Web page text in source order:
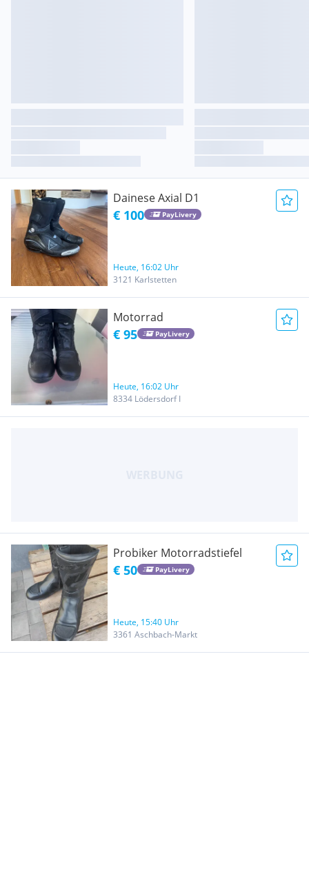
Dainese Axial D1
€ 100 PayLivery
Heute, 16:02 Uhr
3121 Karlstetten
Motorrad
€ 95 PayLivery
Heute, 16:02 Uhr
8334 Lödersdorf I
Probiker Motorradstiefel
€ 50 PayLivery
Heute, 15:40 Uhr
3361 Aschbach-Markt